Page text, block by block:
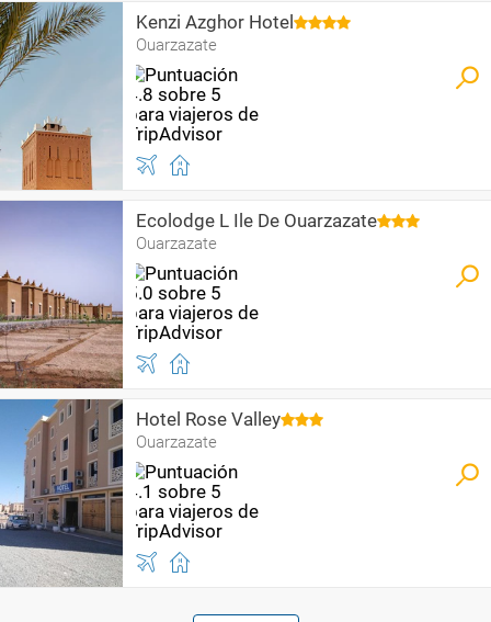
Kenzi Azghor Hotel
Ouarzazate
Ecolodge L Ile De Ouarzazate
Ouarzazate
Hotel Rose Valley
Ouarzazate